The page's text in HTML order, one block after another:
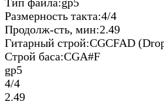
Размерность такта:4/4
Продолж-сть, мин:2.49
Гитарный строй:CGCFAD
Строй баса:CGA#F
gp5
4/4
2.49